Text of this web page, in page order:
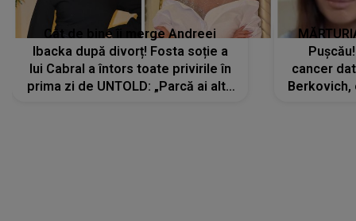
Cât de bine îi merge Andreei
Ibacka după divorț! Fosta soție a
lui Cabral a întors toate privirile în
prima zi de UNTOLD: „Parcă ai altă
cancer
Berkovich,